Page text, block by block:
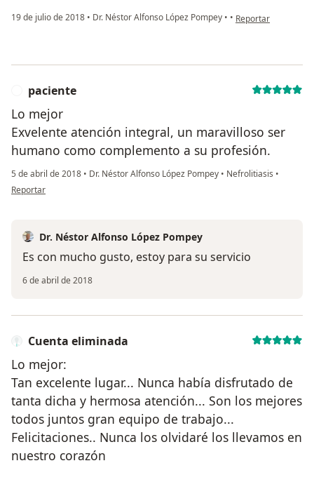
19 de julio de 2018 • Dr. Néstor Alfonso López Pompey • • en opinión del
Reportar
paciente
Lo mejor
Exvelente atención integral, un maravilloso ser
humano como complemento a su profesión.
5 de abril de 2018 • Dr. Néstor Alfonso López Pompey • Nefrolitiasis •
en opinión del usuario paciente
Reportar
Dr. Néstor Alfonso López Pompey
Es con mucho gusto, estoy para su servicio
6 de abril de 2018
Cuenta eliminada
Lo mejor:
Tan excelente lugar... Nunca había disfrutado de
tanta dicha y hermosa atención... Son los mejores
todos juntos gran equipo de trabajo...
Felicitaciones.. Nunca los olvidaré los llevamos en
nuestro corazón